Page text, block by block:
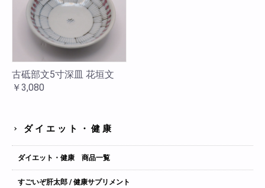
ダイエット・健康
ダイエット・健康 商品一覧
すごいぞ肝太郎 / 健康サプリメント
古砥部文5寸深皿 花垣文
￥3,080